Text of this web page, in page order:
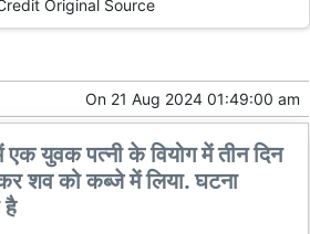
Credit Original Source
On 21 Aug 2024 01:49:00 am
पत्नी के वियोग में तीन दिन
शव को कब्जे में लिया. घटना
है